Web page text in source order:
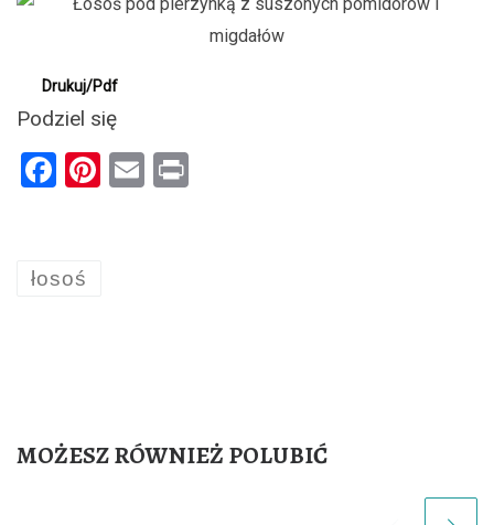
Drukuj/Pdf
Podziel się
F
b
Pi E
łosoś
MOŻESZ RÓWNIEŻ POLUBIĆ